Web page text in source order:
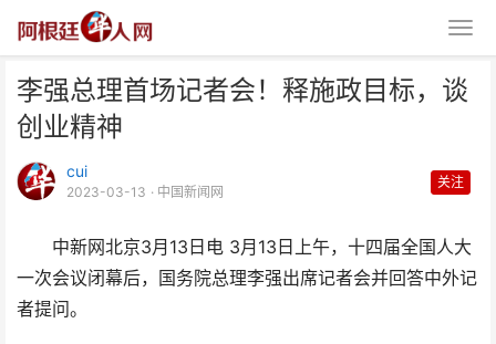
李强总理首场记者会！释施政目标，谈
创业精神
cui
2023-03-13 · 中国新闻网
关注
中新网北京3月13日电 3月13日上午，十四届全国人大
一次会议闭幕后，国务院总理李强出席记者会并回答中外记
者提问。
李强总理首场记者会！释施政目
标，谈创业精神